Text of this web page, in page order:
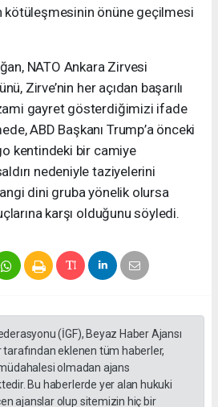
kötüleşmesinin önüne geçilmesi
NATO Ankara Zirvesi
Zirve’nin her açıdan başarılı
gayret gösterdiğimizi ifade
ABD Başkanı Trump’a önceki
kentindeki bir camiye
nedeniyle taziyelerini
dini gruba yönelik olursa
karşı olduğunu söyledi.
(İGF), Beyaz Haber Ajansı
eklenen tüm haberler,
olmadan ajans
Bu haberlerde yer alan hukuki
ajanslar olup sitemizin hiç bir